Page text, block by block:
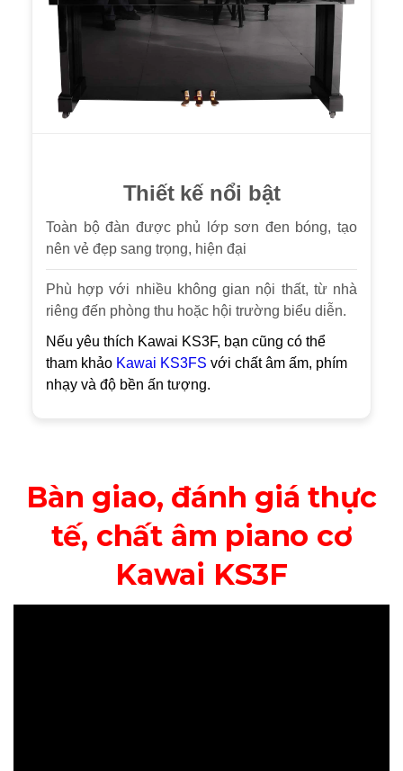
Thiết kế nổi bật
Toàn bộ đàn được phủ lớp sơn đen bóng, tạo
nên vẻ đẹp sang trọng, hiện đại
Phù hợp với nhiều không gian nội thất, từ nhà
riêng đến phòng thu hoặc hội trường biểu diễn.
Nếu yêu thích Kawai KS3F, bạn cũng có thể
tham khảo Kawai KS3FS với chất âm ấm, phím
nhạy và độ bền ấn tượng.
Bàn giao, đánh giá thực
tế, chất âm piano cơ
Kawai KS3F